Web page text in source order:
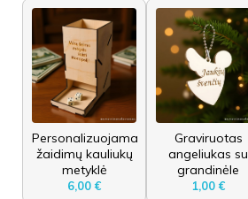
Personalizuojama
žaidimų kauliukų
metyklė
6,00 €
Graviruotas
angeliukas su
grandinėle
1,00 €